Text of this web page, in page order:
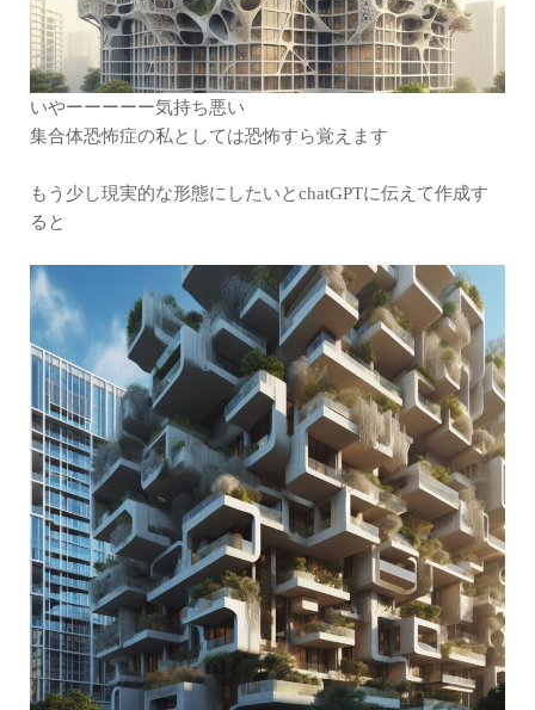
いやーーーーー気持ち悪い
集合体恐怖症の私としては恐怖すら覚えます
もう少し現実的な形態にしたいとchatGPTに伝えて作成す
ると